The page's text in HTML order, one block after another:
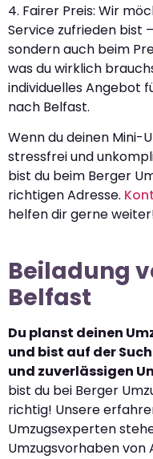
4. Fairer Preis: Wir
Service zufrieden bist
sondern auch beim
was du wirklich
individuelles Angebot
nach Belfast.
Wenn du deinen Mini-
stressfrei und
bist du beim Berger
richtigen Adresse.
helfen dir gerne
Beiladung
Belfast
Du planst deinen
und bist auf der
und zuverlässigen
bist du bei Berger
richtig! Unsere
Umzugsexperten
Umzugsvorhaben von